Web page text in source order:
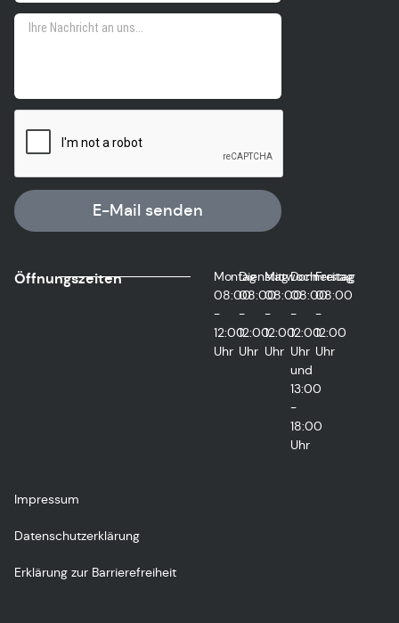
E-Mail senden
Öffnungszeiten
Montag
08:00
-
12:00
Uhr
Dienstag
08:00
-
12:00
Uhr
Mittwoch
08:00
-
12:00
Uhr
Donnerstag
08:00
-
12:00
Uhr
und
13:00
-
18:00
Uhr
Freitag
08:00
-
12:00
Uhr
Impressum
Datenschutzerklärung
Erklärung zur Barrierefreiheit